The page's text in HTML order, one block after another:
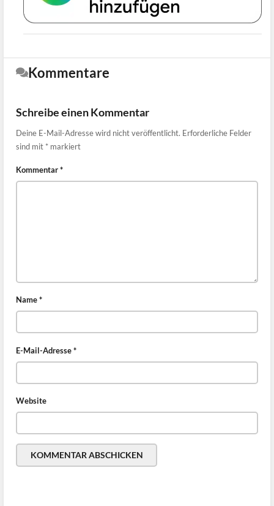
Kommentare
Schreibe einen Kommentar
Deine E-Mail-Adresse wird nicht veröffentlicht. Erforderliche Felder
sind mit * markiert
Kommentar*
Name*
E-Mail-Adresse*
Website